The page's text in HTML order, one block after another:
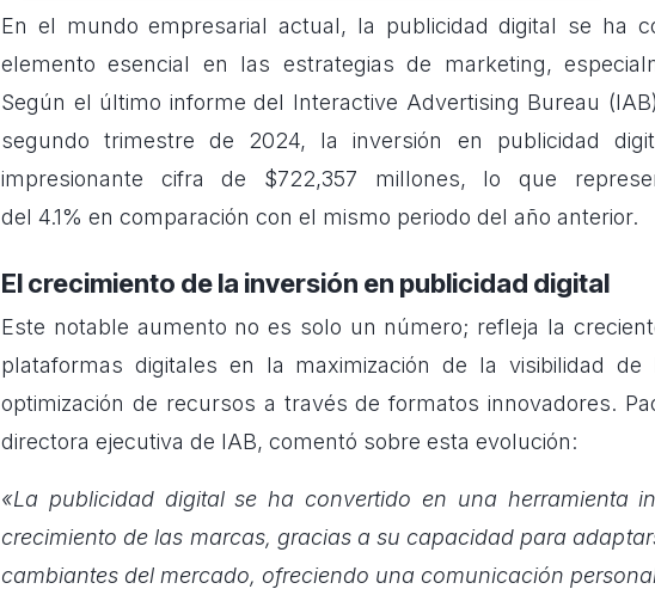
En el mundo empresarial actual, la publicidad digital se ha
elemento esencial en las estrategias de marketing,
Según el último informe del Interactive Advertising Bureau
segundo trimestre de 2024, la inversión en publicidad
impresionante cifra de $722,357 millones, lo que
del 4.1% en comparación con el mismo periodo del año anterior.
El crecimiento de la inversión en publicidad digital
Este notable aumento no es solo un número; refleja la
plataformas digitales en la maximización de la visibilidad
optimización de recursos a través de formatos innovadores.
directora ejecutiva de IAB, comentó sobre esta evolución:
«La publicidad digital se ha convertido en una herramienta
crecimiento de las marcas, gracias a su capacidad para
cambiantes del mercado, ofreciendo una comunicación